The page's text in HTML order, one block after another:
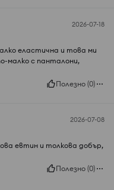
2026-07-18
еластична и това ми
малко с панталони,
Полезно (0)
2026-07-08
евтин и толкова добър,
Полезно (0)